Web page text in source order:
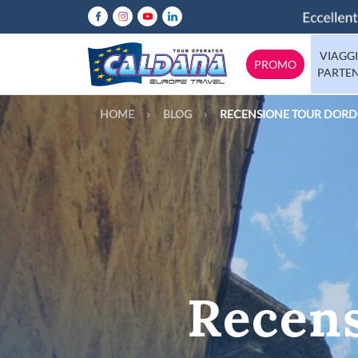
PROMO
Europa
Mondo
Tutte le destinazioni
Abruzzo
Lazio
Lombardia
Molise
Sicilia
Trentino
Valle-d-
HOME BLOG RECENSIONE TOUR